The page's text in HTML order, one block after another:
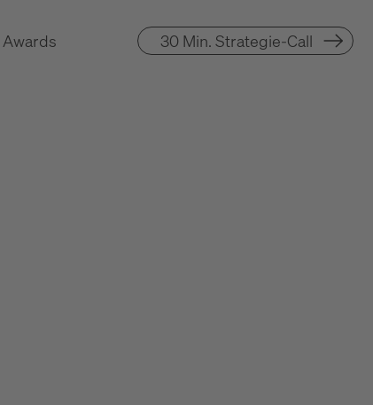
Awards 30 Min. Strategie-Call